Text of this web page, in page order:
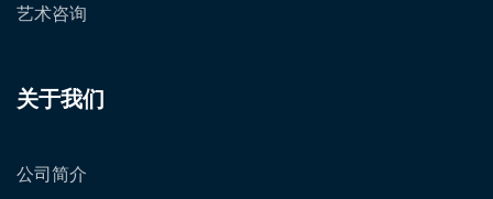
艺术咨询
关于我们
公司简介